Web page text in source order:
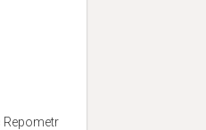
Repometr